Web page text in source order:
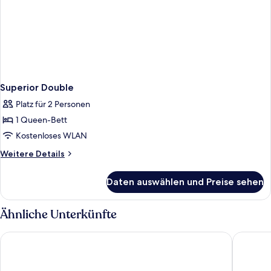
Superior Double
Platz für 2 Personen
1 Queen-Bett
Kostenloses WLAN
Weitere Details
Weitere
Double
Daten auswählen und Preise sehen
Ähnliche Unterkünfte
Bon Ami Hotel - Thiên Xuân A25